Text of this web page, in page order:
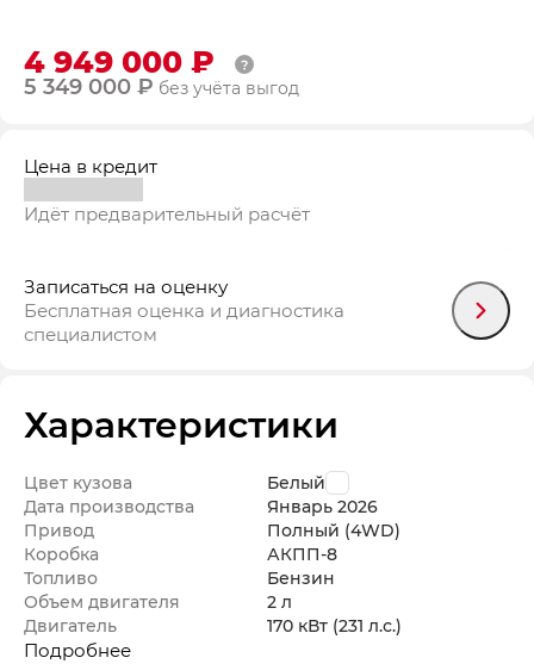
4 949 000 ₽
5 349 000 ₽ без учёта выгод
Цена в кредит
Идёт предварительный расчёт
Записаться на оценку
Бесплатная оценка и диагностика
специалистом
Характеристики
Цвет кузова
Белый
Дата производства
Январь 2026
Привод
Полный (4WD)
Коробка
АКПП-8
Топливо
Бензин
Объем двигателя
2 л
Двигатель
170 кВт (231 л.с.)
Подробнее